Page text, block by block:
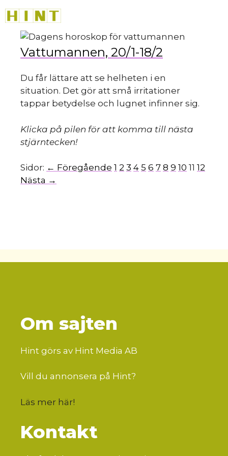
till
innehåll
Vattumannen, 20/1-18/2
Du får lättare att se helheten i en
situation. Det gör att små irritationer
tappar betydelse och lugnet infinner sig.
Klicka på pilen för att komma till nästa
stjärntecken!
Sidor: ← Föregående 1 2 3 4 5 6 7 8 9 10 11 12
Nästa →
Om sajten
Hint görs av Hint Media AB
Vill du annonsera på Hint?
Läs mer här!
Kontakt